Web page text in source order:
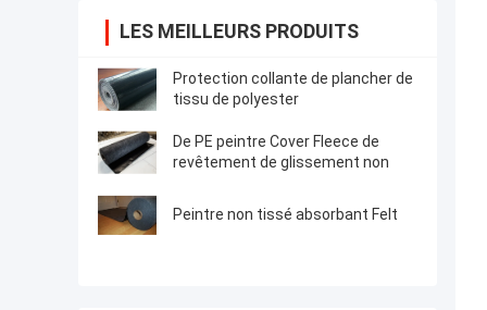
LES MEILLEURS PRODUITS
Protection collante de plancher de
tissu de polyester
De PE peintre Cover Fleece de
revêtement de glissement non
Peintre non tissé absorbant Felt